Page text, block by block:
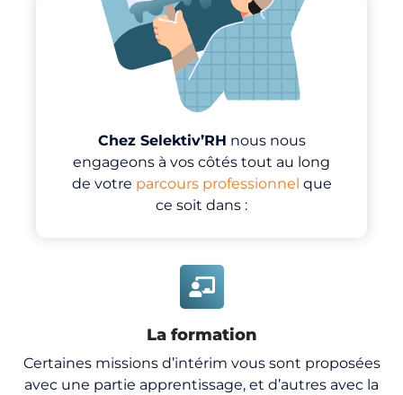
Chez Selektiv’RH nous nous
engageons à vos côtés tout au long
de votre parcours professionnel que
ce soit dans :
La formation
Certaines missions d’intérim vous sont proposées
avec une partie apprentissage, et d’autres avec la